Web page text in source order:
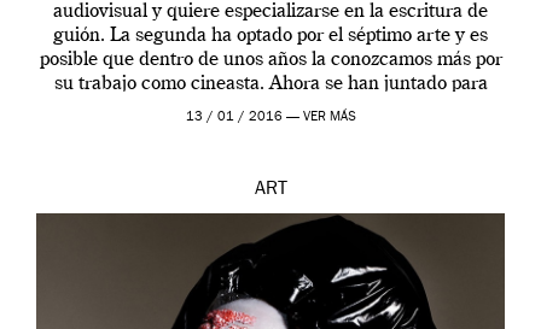
audiovisual y quiere especializarse en la escritura de
guión. La segunda ha optado por el séptimo arte y es
posible que dentro de unos años la conozcamos más por
su trabajo como cineasta. Ahora se han juntado para
contarnos una […]
13 / 01 / 2016 — VER MÁS
ART